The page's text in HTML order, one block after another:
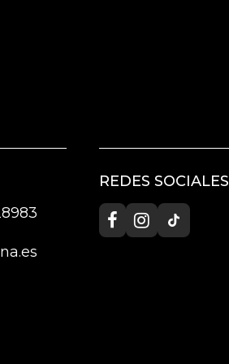
REDES SOCIALES